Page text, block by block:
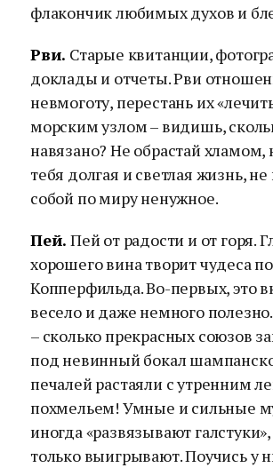
флакончик любимых духов и
Рви. Старые квитанции,
доклады и отчеты. Рви
невмоготу, перестань их
морским узлом – видишь,
навязано? Не обрастай хламом,
тебя долгая и светлая жизнь, не
собой по миру ненужное.
Пей. Пей от радости и от горя.
хорошего вина творит чудеса
Копперфильда. Во-первых, это
весело и даже немного
– сколько прекрасных союзов
под невинный бокал
печалей растаяли с утренним
похмельем! Умные и сильные
иногда «развязывают
только выигрывают. Поучись у